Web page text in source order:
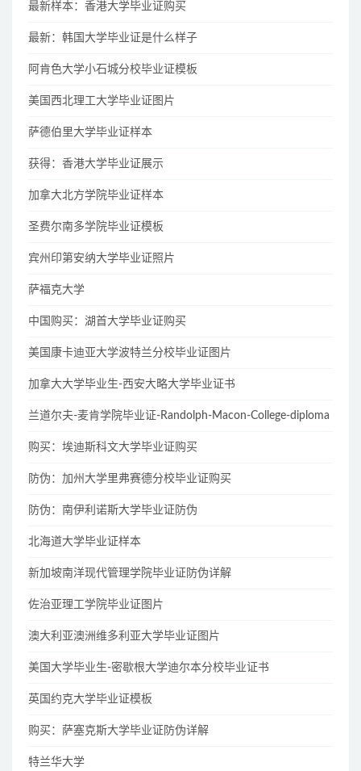
最新样本：香港大学毕业证购买
最新：韩国大学毕业证是什么样子
阿肯色大学小石城分校毕业证模板
美国西北理工大学毕业证图片
萨德伯里大学毕业证样本
获得：香港大学毕业证展示
加拿大北方学院毕业证样本
圣费尔南多学院毕业证模板
宾州印第安纳大学毕业证照片
萨福克大学
中国购买：湖首大学毕业证购买
美国康卡迪亚大学波特兰分校毕业证图片
加拿大大学毕业生-西安大略大学毕业证书
兰道尔夫-麦肯学院毕业证-Randolph-Macon-College-diploma
购买：埃迪斯科文大学毕业证购买
防伪：加州大学里弗赛德分校毕业证购买
防伪：南伊利诺斯大学毕业证防伪
北海道大学毕业证样本
新加坡南洋现代管理学院毕业证防伪详解
佐治亚理工学院毕业证图片
澳大利亚澳洲维多利亚大学毕业证图片
美国大学毕业生-密歇根大学迪尔本分校毕业证书
英国约克大学毕业证模板
购买：萨塞克斯大学毕业证防伪详解
特兰华大学